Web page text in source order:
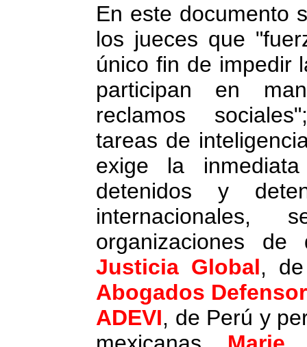
En este documento
los jueces que
único fin de impedir
participan en
reclamos
tareas de
exige la
detenidos y
organizaciones de
Justicia Global,
Abogados
ADEVI, de Perú y